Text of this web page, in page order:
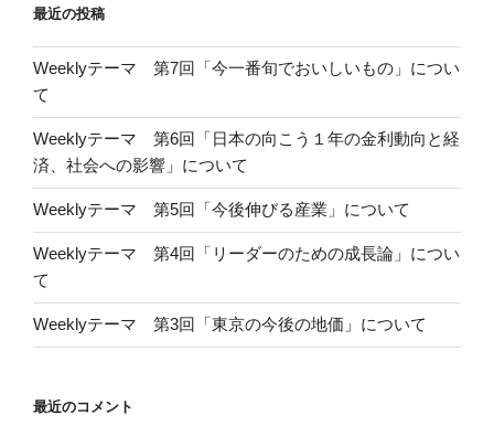
最近の投稿
Weeklyテーマ 第7回「今一番旬でおいしいもの」につい
て
Weeklyテーマ 第6回「日本の向こう１年の金利動向と経
済、社会への影響」について
Weeklyテーマ 第5回「今後伸びる産業」について
Weeklyテーマ 第4回「リーダーのための成長論」につい
て
Weeklyテーマ 第3回「東京の今後の地価」について
最近のコメント